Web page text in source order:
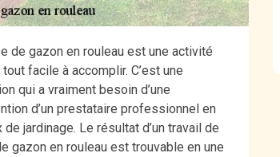
de gazon en rouleau est une activité
facile à accomplir. C’est une
qui a vraiment besoin d’une
d’un prestataire professionnel en
de jardinage. Le résultat d’un travail de
gazon en rouleau est trouvable en une